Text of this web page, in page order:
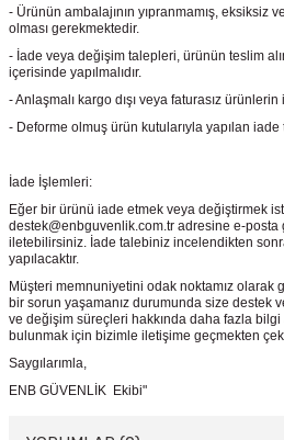
- Ürünün ambalajının yıpranmamış, eksiksiz
olması gerekmektedir.
- İade veya değişim talepleri, ürünün teslim
içerisinde yapılmalıdır.
- Anlaşmalı kargo dışı veya faturasız
- Deforme olmuş ürün kutularıyla yapılan
İade İşlemleri:
Eğer bir ürünü iade etmek veya değiştirmek
destek@enbguvenlik.com.tr adresine e-
iletebilirsiniz. İade talebiniz incelendikten
yapılacaktır.
Müşteri memnuniyetini odak noktamız olarak
bir sorun yaşamanız durumunda size destek
ve değişim süreçleri hakkında daha fazla
bulunmak için bizimle iletişime geçmekten
Saygılarımla,
ENB GÜVENLİK Ekibi"